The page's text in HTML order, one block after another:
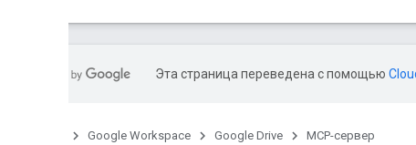
Эта страница переведена с помощью
Google Workspace Google Drive MCP-сервер